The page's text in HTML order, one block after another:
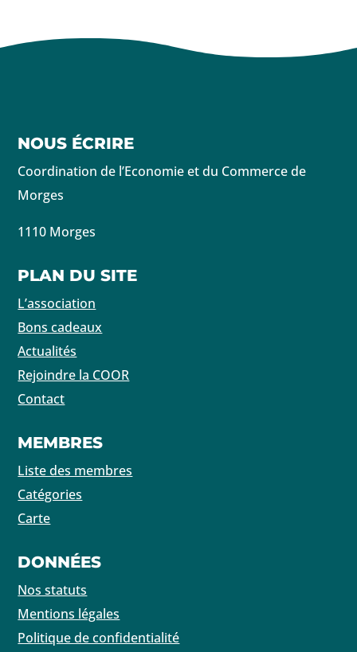
NOUS ÉCRIRE
Coordination de l’Economie et du Commerce de
Morges
1110 Morges
PLAN DU SITE
L’association
Bons cadeaux
Actualités
Rejoindre la COOR
Contact
MEMBRES
Liste des membres
Catégories
Carte
DONNÉES
Nos statuts
Mentions légales
Politique de confidentialité